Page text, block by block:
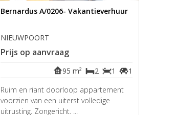
Bernardus A/0206- Vakantieverhuur
NIEUWPOORT
Prijs op aanvraag
1
1
2
95 m²
Ruim en riant doorloop appartement
voorzien van een uiterst volledige
uitrusting. Zongericht. ...